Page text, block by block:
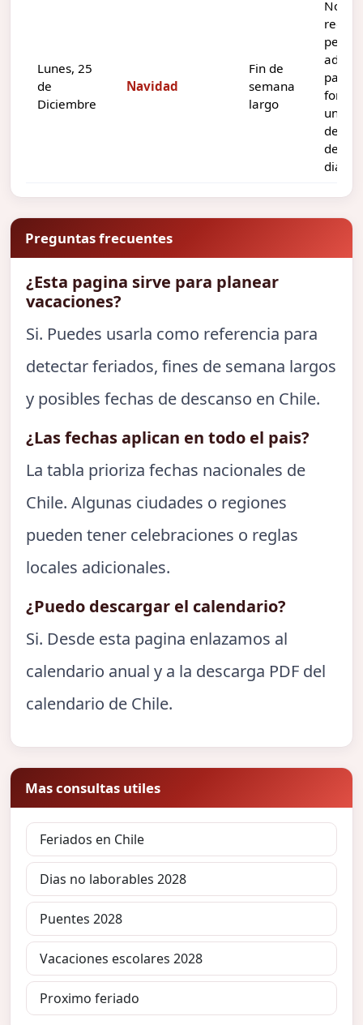
Lunes, 25
de
Diciembre
Navidad
Fin de
semana
largo
No
pedir
para
formar
un
de tres
dias.
Preguntas frecuentes
¿Esta pagina sirve para planear
vacaciones?
Si. Puedes usarla como referencia para
detectar feriados, fines de semana largos
y posibles fechas de descanso en Chile.
¿Las fechas aplican en todo el pais?
La tabla prioriza fechas nacionales de
Chile. Algunas ciudades o regiones
pueden tener celebraciones o reglas
locales adicionales.
¿Puedo descargar el calendario?
Si. Desde esta pagina enlazamos al
calendario anual y a la descarga PDF del
calendario de Chile.
Mas consultas utiles
Feriados en Chile
Dias no laborables 2028
Puentes 2028
Vacaciones escolares 2028
Proximo feriado